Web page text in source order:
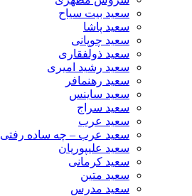
سعید بیت سیاح
سعید پاشا
سعید چوپانی
سعید ذولفقاری
سعید رشید امیری
سعید رهنمافر
سعید ساینس
سعید سراج
سعید عرب
سعید عرب – چه ساده رفتی
سعید علیپوریان
سعید کرمانی
سعید متین
سعید مدرس